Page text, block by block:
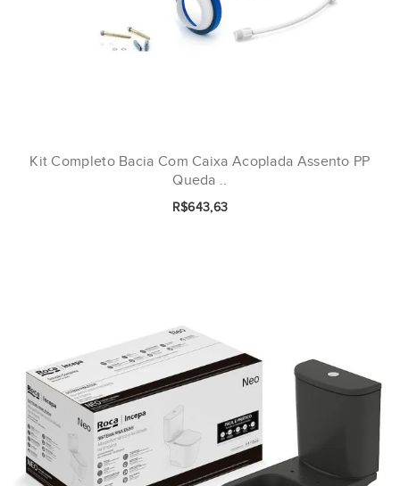
Kit Completo Bacia Com Caixa Acoplada Assento PP
Queda ..
R$643,63